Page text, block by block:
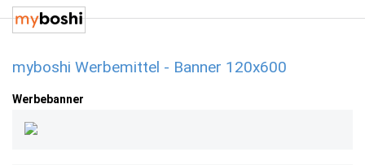
myboshi Werbemittel - Banner 120x600
Werbebanner